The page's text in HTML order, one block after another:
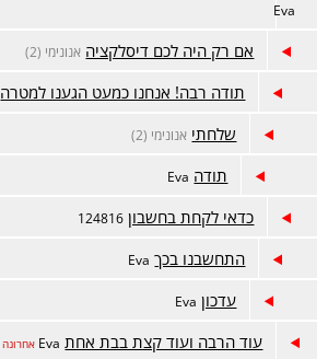
Eva
אם רק היה לכם דיסלקציה אנונימי (2)
תודה רבה! אנחנו כמעט הגענו למטרה
שלחתי אנונימי (2)
תודה Eva
כדאי לקחת בחשבון 124816
התחשבנו בכך Eva
עדכון Eva
עוד הרבה ועוד קצת בבת אחת Eva אחרונה